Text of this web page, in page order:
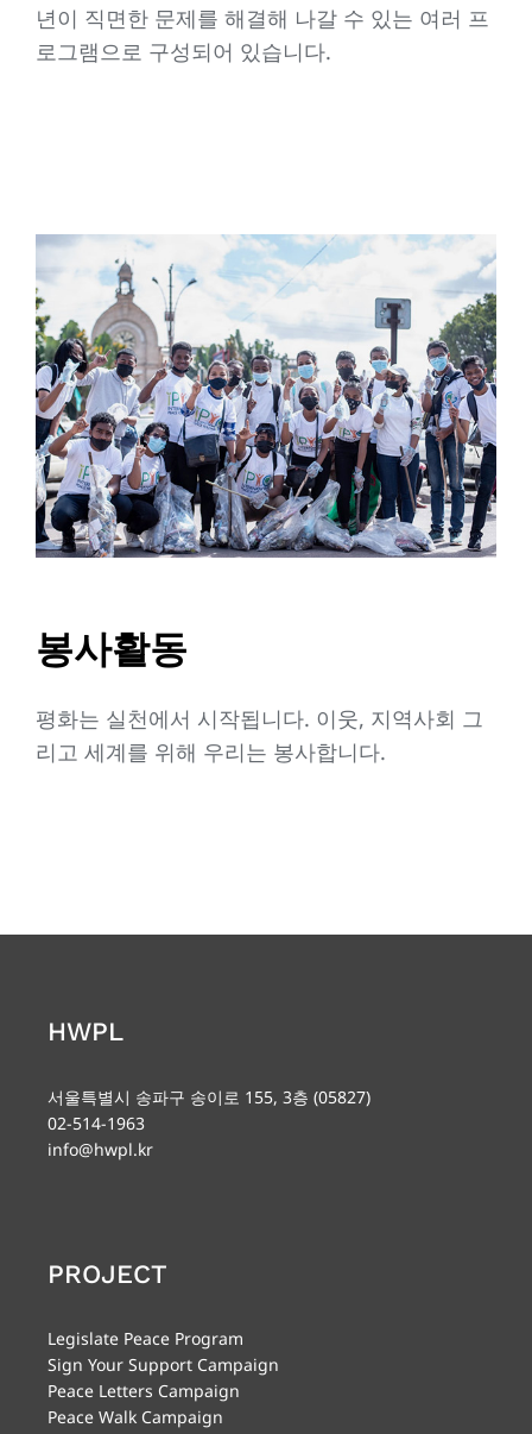
년이 직면한 문제를 해결해 나갈 수 있는 여러 프
로그램으로 구성되어 있습니다.
봉사활동
평화는 실천에서 시작됩니다. 이웃, 지역사회 그
리고 세계를 위해 우리는 봉사합니다.
HWPL
서울특별시 송파구 송이로 155, 3층 (05827)
02-514-1963
info@hwpl.kr
PROJECT
Legislate Peace Program
Sign Your Support Campaign
Peace Letters Campaign
Peace Walk Campaign